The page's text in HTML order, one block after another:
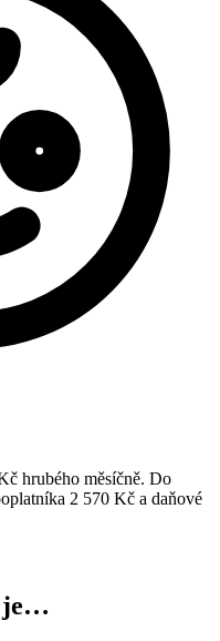
hrubého měsíčně. Do
2 570 Kč a daňové
je…